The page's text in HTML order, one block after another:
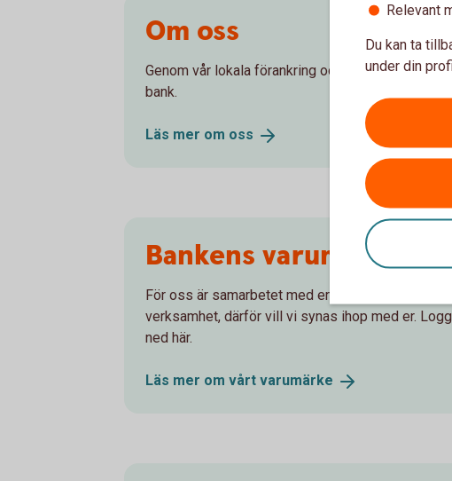
Om oss
Genom vår lokala förankring och vår lokala ägare
bank.
Läs mer om oss
Bankens varumärke
För oss är samarbetet med er en av grundbultarna
verksamhet, därför vill vi synas ihop med er.
ned här.
Läs mer om vårt varumärke
Relevant
Du kan ta
under din